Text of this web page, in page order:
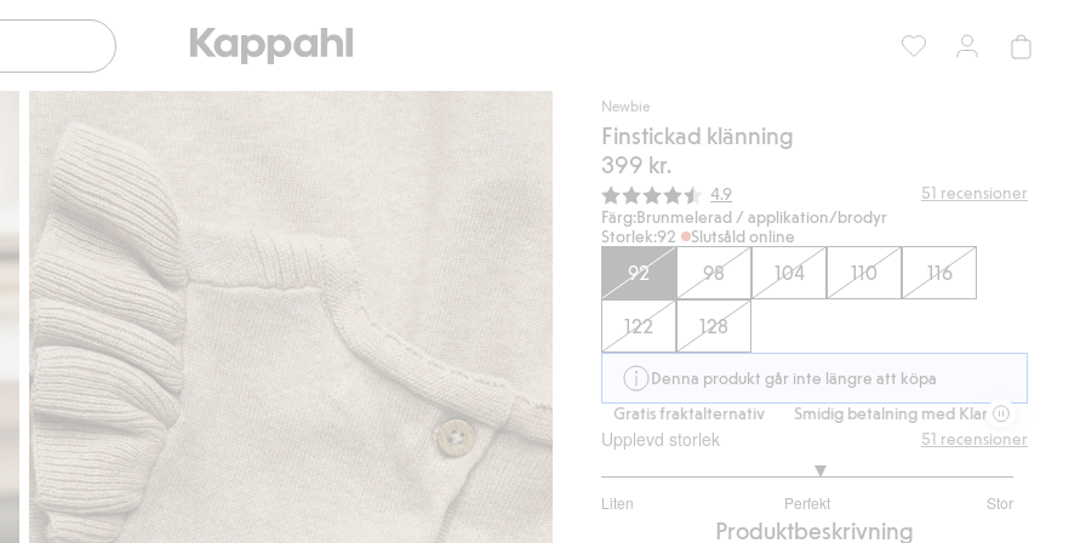
Newbie
Finstickad klänning
399 kr.
Snittbetyg:
4.9 51 recensioner
Färg:Brunmelerad / applikation/brodyr
Storlek:92 Slutsåld online
92 98 104 110 116
122 128
Denna produkt går inte längre att köpa
Gratis fraktalternativ
Smidig betalning med Klarna. Gratis fraktalternativ Smidig betalning med Klarna. Gratis
Upplevd storlek
Liten Perfekt Stor
utav
51 recensioner
Produktbeskrivning